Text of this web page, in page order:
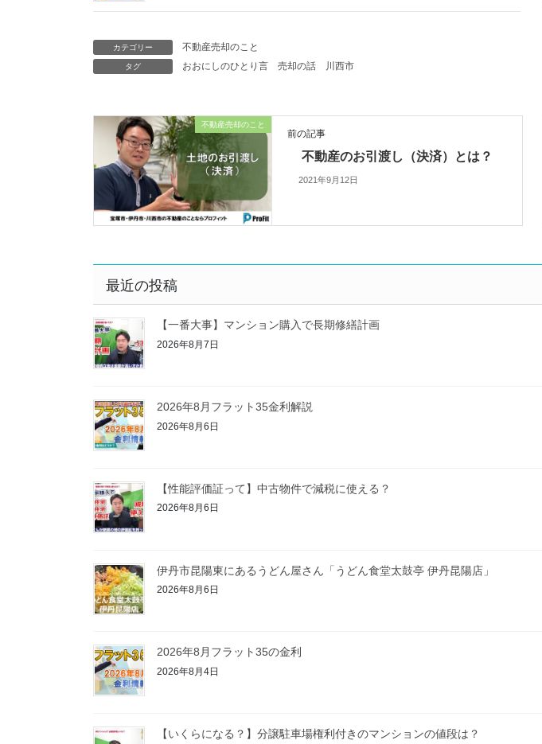
カテゴリー 不動産売却のこと
タグ おおにしのひとり言 売却の話 川西市
不動産売却のこと
前の記事
不動産のお引渡し（決済）とは？
2021年9月12日
最近の投稿
【一番大事】マンション購入で長期修繕計画
2026年8月7日
2026年8月フラット35金利解説
2026年8月6日
【性能評価証って】中古物件で減税に使える？
2026年8月6日
伊丹市昆陽東にあるうどん屋さん「うどん食堂太鼓亭 伊丹昆陽店」
2026年8月6日
2026年8月フラット35の金利
2026年8月4日
【いくらになる？】分譲駐車場権利付きのマンションの値段は？